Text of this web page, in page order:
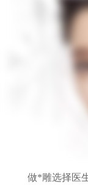
做*雕选择医生